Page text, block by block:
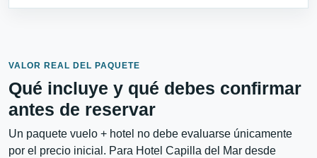
VALOR REAL DEL PAQUETE
Qué incluye y qué debes confirmar
antes de reservar
Un paquete vuelo + hotel no debe evaluarse únicamente
por el precio inicial. Para Hotel Capilla del Mar desde